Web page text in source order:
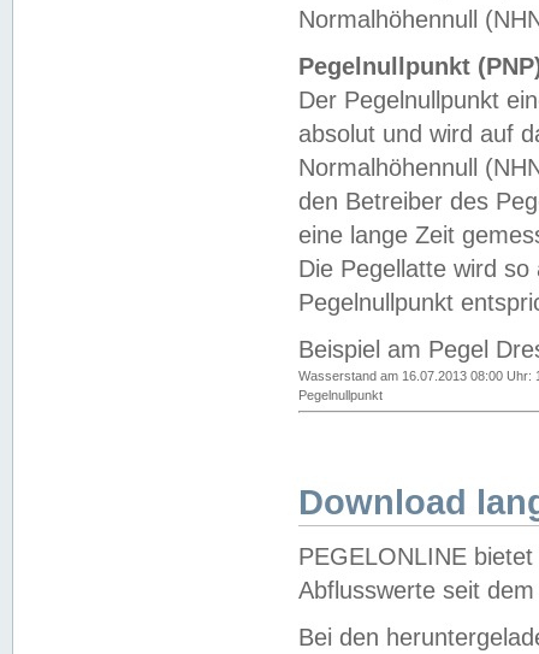
Normalhöhennull
Pegelnullpunkt
Der Pegelnullpunkt
absolut und wird auf
Normalhöhennull
den Betreiber des
eine lange Zeit
Die Pegellatte wird
Pegelnullpunkt
Beispiel am Pegel
Wasserstand am 16.07.2013 08:00 Uhr:
Pegelnullpunkt
Download
PEGELONLINE
Abflusswerte seit
Bei den